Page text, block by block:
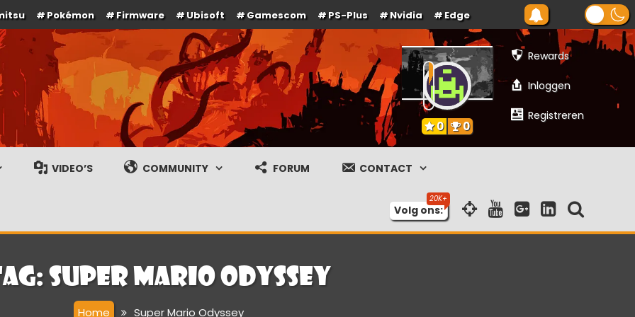
Pokémon Firmware Ubisoft Gamescom PS-Plus Nvidia Edge
gameplay streams
Rewards
Inloggen
Registreren
0 0
VIDEO’S COMMUNITY FORUM CONTACT
Volg ons:
Super Mario Odyssey
Home Super Mario Odyssey